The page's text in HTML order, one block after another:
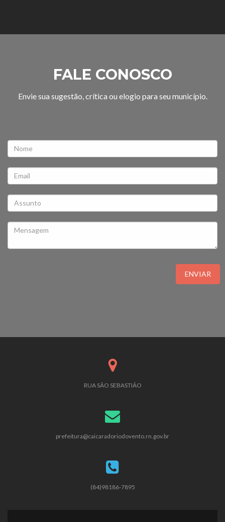
FALE CONOSCO
Envie sua sugestão, crítica ou elogio para seu município.
ENVIAR
RUA SÃO SEBASTIÃO
prefeitura@caicaradoriodovento.rn.gov.br
(84)98186-7895